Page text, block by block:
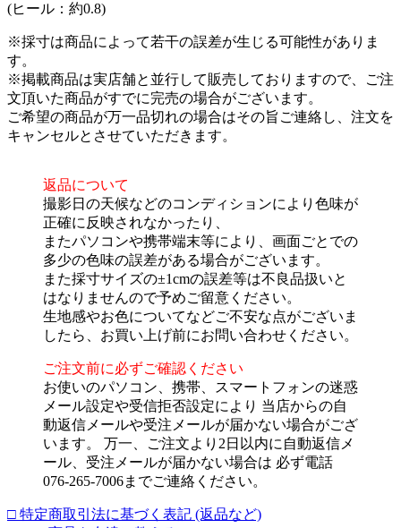
(ヒール：約0.8)
※採寸は商品によって若干の誤差が生じる可能性がありま
す。
※掲載商品は実店舗と並行して販売しておりますので、ご注
文頂いた商品がすでに完売の場合がございます。
ご希望の商品が万一品切れの場合はその旨ご連絡し、注文を
キャンセルとさせていただきます。
返品について
撮影日の天候などのコンディションにより色味が
正確に反映されなかったり、
またパソコンや携帯端末等により、画面ごとでの
多少の色味の誤差がある場合がございます。
また採寸サイズの±1cmの誤差等は不良品扱いと
はなりませんので予めご留意ください。
生地感やお色についてなどご不安な点がございま
したら、お買い上げ前にお問い合わせください。
ご注文前に必ずご確認ください
お使いのパソコン、携帯、スマートフォンの迷惑
メール設定や受信拒否設定により 当店からの自
動返信メールや受注メールが届かない場合がござ
います。 万一、ご注文より2日以内に自動返信メ
ール、受注メールが届かない場合は 必ず電話
076-265-7006までご連絡ください。
□ 特定商取引法に基づく表記 (返品など)